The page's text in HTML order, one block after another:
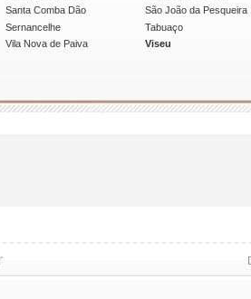
Santa Comba Dão
São João da Pesqueira
Sernancelhe
Tabuaço
Vila Nova de Paiva Viseu